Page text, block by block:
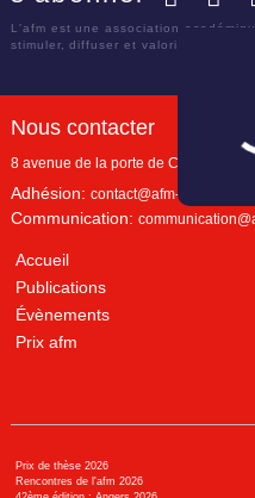
L'afm est une association
stimuler, diffuser et valoriser le
Nous contacter
8 avenue de la porte de Champerret
Adhésion: contact@afm-
Communication:
Accueil
Publications
Évènements
Prix afm
Prix de thèse 2026
Rencontres de l'afm 2026